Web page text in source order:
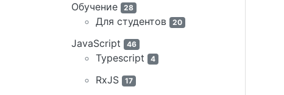
Обучение 28
Для студентов 20
JavaScript 46
Typescript 4
RxJS 17